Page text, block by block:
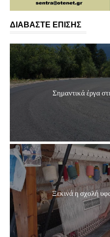
ΔΙΑΒΑΣΤΕ ΕΠΙΣΗΣ
Σημαντικά έργα
Ξεκινά η σχολή